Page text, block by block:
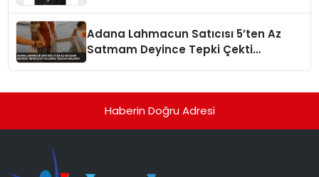
Adana Lahmacun Satıcısı 5’ten Az
Satmam Deyince Tepki Çekti
Haberin Doğru Adresi